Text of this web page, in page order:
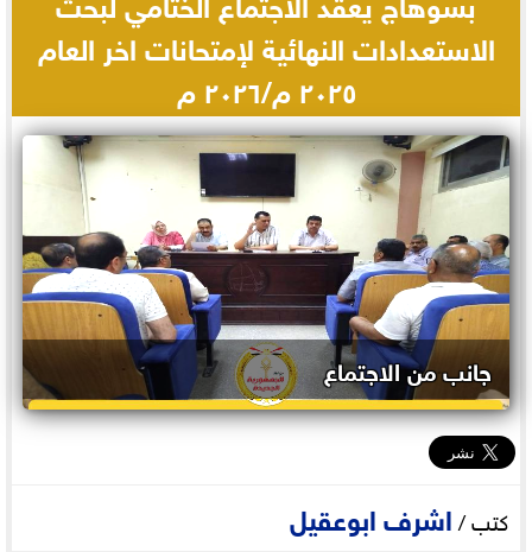
الاستعدادات النهائية لإمتحانات اخر العام
٢٠٢٥ م/٢٠٢٦ م
جانب من الاجتماع
كتب /اشرف ابوعقيل